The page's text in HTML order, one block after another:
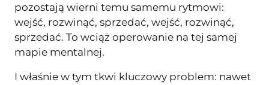
pozostają wierni temu samemu rytmowi:
wejść, rozwinąć, sprzedać, wejść, rozwinąć,
sprzedać. To wciąż operowanie na tej samej
mapie mentalnej.
I właśnie w tym tkwi kluczowy problem: nawet